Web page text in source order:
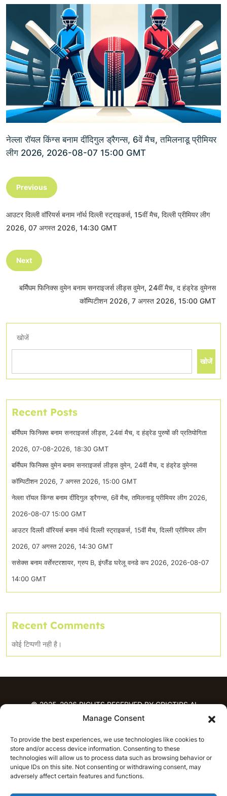
Manage Consent
To provide the best experiences, we use technologies like cookies to
store and/or access device information. Consenting to these
technologies will allow us to process data such as browsing behavior or
unique IDs on this site. Not consenting or withdrawing consent, may
adversely affect certain features and functions.
नेल्ला रॉयल किंग्स बनाम दींदिगुल ड्रैगन्स, 6वें मैच, तमिलनाडू प्रीमियर
लीग 2026, 2026-08-07 15:00 GMT
Previous
आउटर दिल्ली वॉरियर्स बनाम नॉर्थ दिल्ली स्ट्राइकर्स, 15वीं मैच, दिल्ली प्रीमियर लीग
2026, 07 अगस्त 2026, 14:30 GMT
Next
बर्मिंघम फिनिक्स वुमेन बनाम सनराइजर्स लीड्स वुमेन, 24वीं मैच, द हंड्रेड वुमेनस
कॉम्पिटीशन 2026, 7 अगस्त 2026, 15:00 GMT
खोजें
खोजें
Recent Posts
बर्मिंघम फिनिक्स बनाम सनराइजर्स लीड्स, 24वां मैच, द हंड्रेड पुरुषों की प्रतियोगिता
2026, 07-08-2026, 18:30 GMT
बर्मिंघम फिनिक्स वुमेन बनाम सनराइजर्स लीड्स वुमेन, 24वीं मैच, द हंड्रेड वुमेनस
कॉम्पिटीशन 2026, 7 अगस्त 2026, 15:00 GMT
नेल्ला रॉयल किंग्स बनाम दींदिगुल ड्रैगन्स, 6वें मैच, तमिलनाडू प्रीमियर लीग 2026,
2026-08-07 15:00 GMT
आउटर दिल्ली वॉरियर्स बनाम नॉर्थ दिल्ली स्ट्राइकर्स, 15वीं मैच, दिल्ली प्रीमियर लीग
2026, 07 अगस्त 2026, 14:30 GMT
ससेक्स बनाम वर्सेस्टरशायर, ग्रुप B, इंग्लैंड घरेलू वनडे कप 2026, 2026-08-07
14:00 GMT
Recent Comments
कोई टिप्पणी नही है।
© 2025-2026 RIGHTS RESERVED BY CRICTIPS.AI
भविष्यवाणियाँ
आईपीएल भविष्यवाणियाँ
टी20 लीग भविष्यवाणियाँ
महिला क्रिकेट
नवीनतम क्रिकेट भविष्यवाणियाँ
भविष्यवाणी विश्लेषण
समाचार